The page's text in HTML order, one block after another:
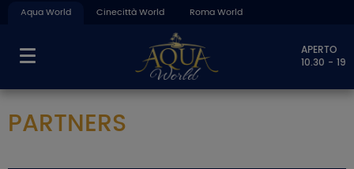
Aqua World Cinecittà World Roma World
APERTO
10.30 - 19
PARTNERS